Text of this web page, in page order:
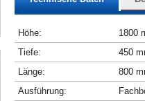
Höhe:
1800
Tiefe:
450
Länge:
800
Ausführung: